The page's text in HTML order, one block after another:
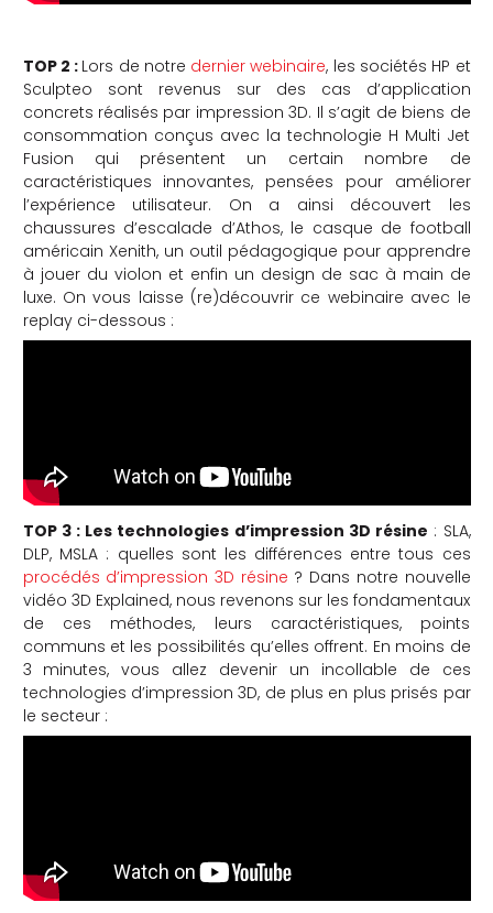
TOP 2 : Lors de notre dernier webinaire, les sociétés HP et
Sculpteo sont revenus sur des cas d’application
concrets réalisés par impression 3D. Il s’agit de biens de
consommation conçus avec la technologie H Multi Jet
Fusion qui présentent un certain nombre de
caractéristiques innovantes, pensées pour améliorer
l’expérience utilisateur. On a ainsi découvert les
chaussures d’escalade d’Athos, le casque de football
américain Xenith, un outil pédagogique pour apprendre
à jouer du violon et enfin un design de sac à main de
luxe. On vous laisse (re)découvrir ce webinaire avec le
replay ci-dessous :
TOP 3 : Les technologies d’impression 3D résine : SLA,
DLP, MSLA : quelles sont les différences entre tous ces
procédés d’impression 3D résine ? Dans notre nouvelle
vidéo 3D Explained, nous revenons sur les fondamentaux
de ces méthodes, leurs caractéristiques, points
communs et les possibilités qu’elles offrent. En moins de
3 minutes, vous allez devenir un incollable de ces
technologies d’impression 3D, de plus en plus prisés par
le secteur :